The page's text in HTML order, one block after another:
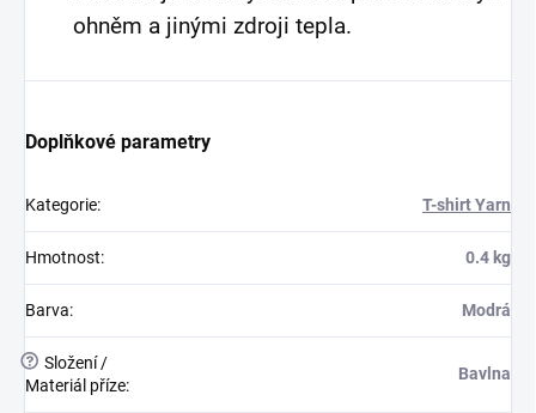
ohněm a jinými zdroji tepla.
Doplňkové parametry
Kategorie: T-shirt Yarn
Hmotnost: 0.4 kg
Barva: Modrá
? Složení /
Materiál příze:
Bavlna